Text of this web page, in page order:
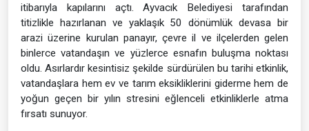
itibarıyla kapılarını açtı. Ayvacık Belediyesi tarafından
titizlikle hazırlanan ve yaklaşık 50 dönümlük devasa bir
arazi üzerine kurulan panayır, çevre il ve ilçelerden gelen
binlerce vatandaşın ve yüzlerce esnafın buluşma noktası
oldu. Asırlardır kesintisiz şekilde sürdürülen bu tarihi etkinlik,
vatandaşlara hem ev ve tarım eksikliklerini giderme hem de
yoğun geçen bir yılın stresini eğlenceli etkinliklerle atma
fırsatı sunuyor.